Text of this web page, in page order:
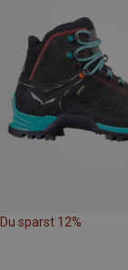
Du sparst 12%